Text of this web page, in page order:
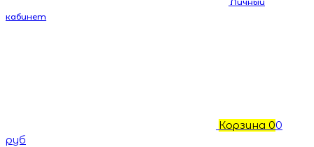
кабинет
Корзина 00
руб